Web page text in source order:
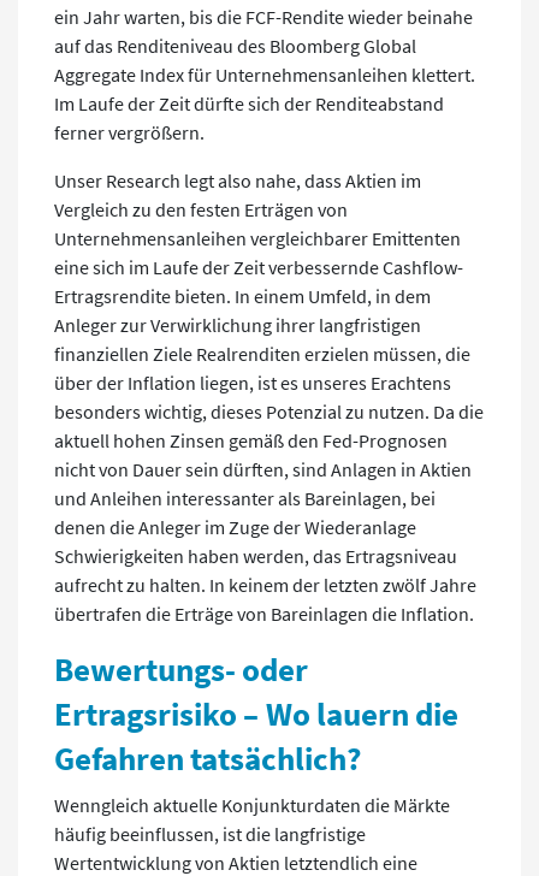
ein Jahr warten, bis die FCF-Rendite wieder beinahe
auf das Renditeniveau des Bloomberg Global
Aggregate Index für Unternehmensanleihen klettert.
Im Laufe der Zeit dürfte sich der Renditeabstand
ferner vergrößern.
Unser Research legt also nahe, dass Aktien im
Vergleich zu den festen Erträgen von
Unternehmensanleihen vergleichbarer Emittenten
eine sich im Laufe der Zeit verbessernde Cashflow-
Ertragsrendite bieten. In einem Umfeld, in dem
Anleger zur Verwirklichung ihrer langfristigen
finanziellen Ziele Realrenditen erzielen müssen, die
über der Inflation liegen, ist es unseres Erachtens
besonders wichtig, dieses Potenzial zu nutzen. Da die
aktuell hohen Zinsen gemäß den Fed-Prognosen
nicht von Dauer sein dürften, sind Anlagen in Aktien
und Anleihen interessanter als Bareinlagen, bei
denen die Anleger im Zuge der Wiederanlage
Schwierigkeiten haben werden, das Ertragsniveau
aufrecht zu halten. In keinem der letzten zwölf Jahre
übertrafen die Erträge von Bareinlagen die Inflation.
Bewertungs- oder
Ertragsrisiko – Wo lauern die
Gefahren tatsächlich?
Wenngleich aktuelle Konjunkturdaten die Märkte
häufig beeinflussen, ist die langfristige
Wertentwicklung von Aktien letztendlich eine